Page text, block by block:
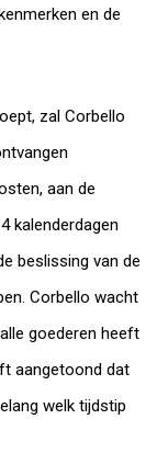
en de
zal Corbello
aan de
kalenderdagen
beslissing van de
Corbello wacht
goederen heeft
aangetoond dat
welk tijdstip